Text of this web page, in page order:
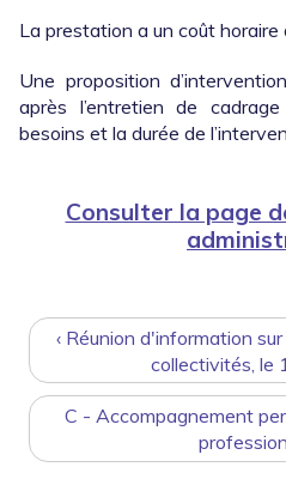
La prestation a un coût horaire
Une proposition
après l’entretien de
besoins et la durée de
Consulter la page
‹ Réunion d'information
collectivités, le
C - Accompagnement